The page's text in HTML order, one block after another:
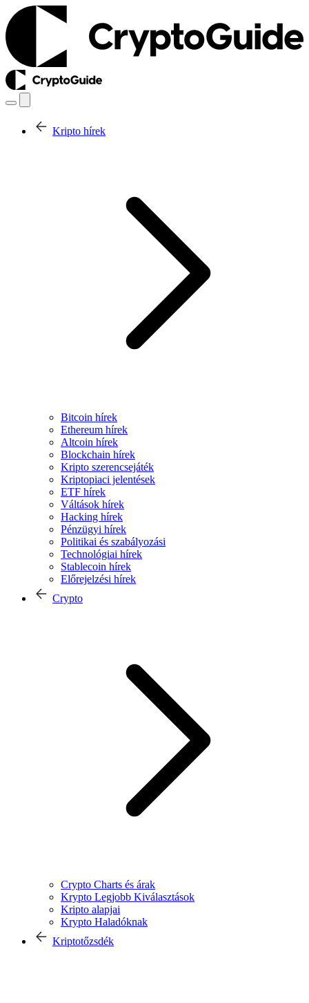
Kripto hírek
Bitcoin hírek
Ethereum hírek
Altcoin hírek
Blockchain hírek
Kripto szerencsejáték
Kriptopiaci jelentések
ETF hírek
Váltások hírek
Hacking hírek
Pénzügyi hírek
Politikai és szabályozási
Technológiai hírek
Stablecoin hírek
Előrejelzési hírek
Crypto
Crypto Charts és árak
Krypto Legjobb Kiválasztások
Kripto alapjai
Krypto Haladóknak
Kriptotőzsdék